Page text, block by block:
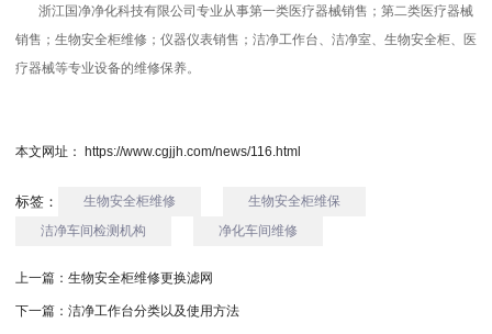
浙江国净净化科技有限公司专业从事第一类医疗器械销售；第二类医疗器械
销售； 生物安全柜维修 ；仪器仪表销售；洁净工作台、洁净室、生物安全柜、医
疗器械等专业设备的维修保养。
本文网址： https://www.cgjjh.com/news/116.html
标签： 生物安全柜维修
生物安全柜维保
洁净车间检测机构
净化车间维修
上一篇： 生物安全柜维修更换滤网
下一篇： 洁净工作台分类以及使用方法